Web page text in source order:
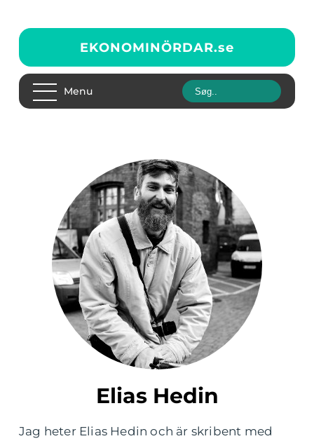
EKONOMINÖRDAR.se
Menu
Elias Hedin
Jag heter Elias Hedin och är skribent med